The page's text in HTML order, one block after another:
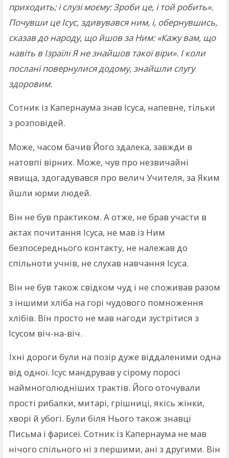
приходить; і слузі моєму: Зроби це, і той робить».
Почувши це Ісус, здивувався ним, і, обернувшись,
сказав до народу, що йшов за Ним: «Кажу вам, що
навіть в Ізраїлі Я не знайшов такої віри». І коли
послані повернулися додому, знайшли слугу
здоровим.
Сотник із Капернаума знав Ісуса, напевне, тільки
з розповідей.
Може, часом бачив Його здалека, завжди в
натовпі вірних. Може, чув про незвичайні
явища, здогадувався про велич Учителя, за Яким
йшли юрми людей.
Він не був практиком. А отже, не брав участи в
актах почитання Ісуса, не мав із Ним
безпосереднього контакту, не належав до
спільноти учнів, не слухав навчання Ісуса.
Він не був також свідком чуд і не споживав разом
з іншими хліба на горі чудового помноження
хлібів. Він просто не мав нагоди зустрітися з
Ісусом віч-на-віч.
Їхні дороги були на позір дуже віддаленими одна
від одної. Ісус мандрував у сірому поросі
наймноголюдніших трактів. Його оточували
прості рибалки, митарі, грішниці, якісь жінки,
хворі й убогі. Були біля Нього також знавці
Письма і фарисеї. Сотник із Капернаума не мав
нічого спільного ні з першими, ані з другими. Він